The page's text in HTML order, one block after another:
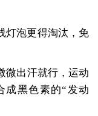
灯泡更得淘汰，免
微出汗就行，运动
成黑色素的“发动